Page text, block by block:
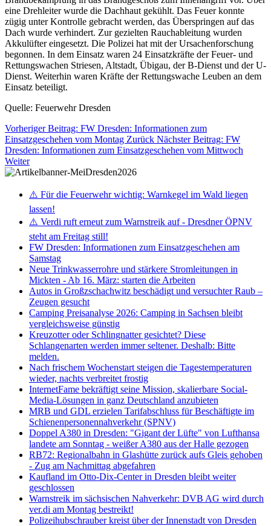
eine Drehleiter wurde die Dachhaut gekühlt. Das Feuer konnte
zügig unter Kontrolle gebracht werden, das Überspringen auf das
Dach wurde verhindert. Zur gezielten Rauchableitung wurden
Akkulüfter eingesetzt. Die Polizei hat mit der Ursachenforschung
begonnen. In dem Einsatz waren 24 Einsatzkräfte der Feuer- und
Rettungswachen Striesen, Altstadt, Übigau, der B-Dienst und der U-
Dienst. Weiterhin waren Kräfte der Rettungswache Leuben an dem
Einsatz beteiligt.
Quelle: Feuerwehr Dresden
Vorheriger Beitrag: FW Dresden: Informationen zum
Einsatzgeschehen vom Montag Zurück Nächster Beitrag: FW
Dresden: Informationen zum Einsatzgeschehen vom Mittwoch
Weiter
⚠️ Für die Feuerwehr wichtig: Warnkegel im Wald liegen
lassen!
⚠️ Verdi ruft erneut zum Warnstreik auf - Dresdner ÖPNV
steht am Freitag still!
FW Dresden: Informationen zum Einsatzgeschehen am
Samstag
Neue Trinkwasserrohre und stärkere Stromleitungen in
Mickten - Ab 16. März: starten die Arbeiten
Autos in Großzschachwitz beschädigt und versuchter Raub –
Zeugen gesucht
Camping Preisanalyse 2026: Camping in Sachsen bleibt
vergleichsweise günstig
Kreuzotter oder Schlingnatter gesichtet? Diese
Schlangenarten werden immer seltener. Deshalb: Bitte
melden.
Nach frischem Wochenstart steigen die Tagestemperaturen
wieder, nachts verbreitet frostig
InternetFame bekräftigt seine Mission, skalierbare Social-
Media-Lösungen in ganz Deutschland anzubieten
MRB und GDL erzielen Tarifabschluss für Beschäftigte im
Schienenpersonennahverkehr (SPNV)
Doppel A380 in Dresden: "Gigant der Lüfte" von Lufthansa
landete am Sonntag - weißer A380 aus der Halle gezogen
RB72: Regionalbahn in Glashütte zurück aufs Gleis gehoben
- Zug am Nachmittag abgefahren
Kaufland im Otto-Dix-Center in Dresden bleibt weiter
geschlossen
Warnstreik im sächsischen Nahverkehr: DVB AG wird durch
ver.di am Montag bestreikt!
Polizeihubschrauber kreist über der Innenstadt von Dresden